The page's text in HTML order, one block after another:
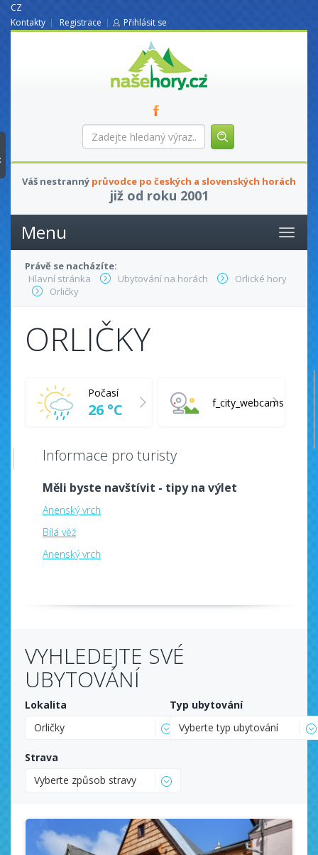
CZ
Kontakty
Registrace Přihlásit se
nasehory.cz
Zadejte
hledaný
Váš nestranný průvodce po českých a slovenských horách
již od roku 2001
Menu
Právě se nacházíte:
Hlavní stránka
Ubytování na horách
Orlické hory
Orličky
ORLIČKY
Počasí
26 °C f_city_webcams
Informace pro turisty
Měli byste navštívit - tipy na výlet
Anenský vrch
Bílá věž
Anenský vrch
VYHLEDEJTE SVÉ
UBYTOVÁNÍ
Lokalita
Orličky
Typ ubytování
Vyberte typ ubytování
Strava
Vyberte způsob stravy